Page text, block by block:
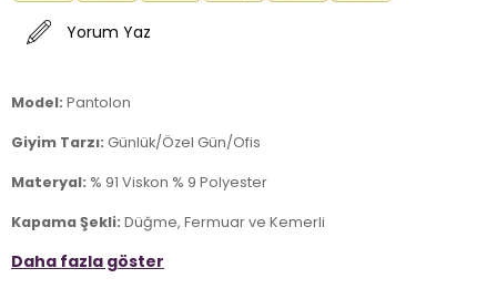
Yorum Yaz
Model: Pantolon
Giyim Tarzı: Günlük/Özel Gün/Ofis
Materyal: % 91 Viskon % 9 Polyester
Kapama Şekli: Düğme, Fermuar ve Kemerli
Cep:Cepli
Daha fazla göster